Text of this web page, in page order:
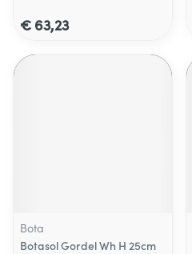
€ 63,23
Bota
Botasol Gordel Wh H 25cm